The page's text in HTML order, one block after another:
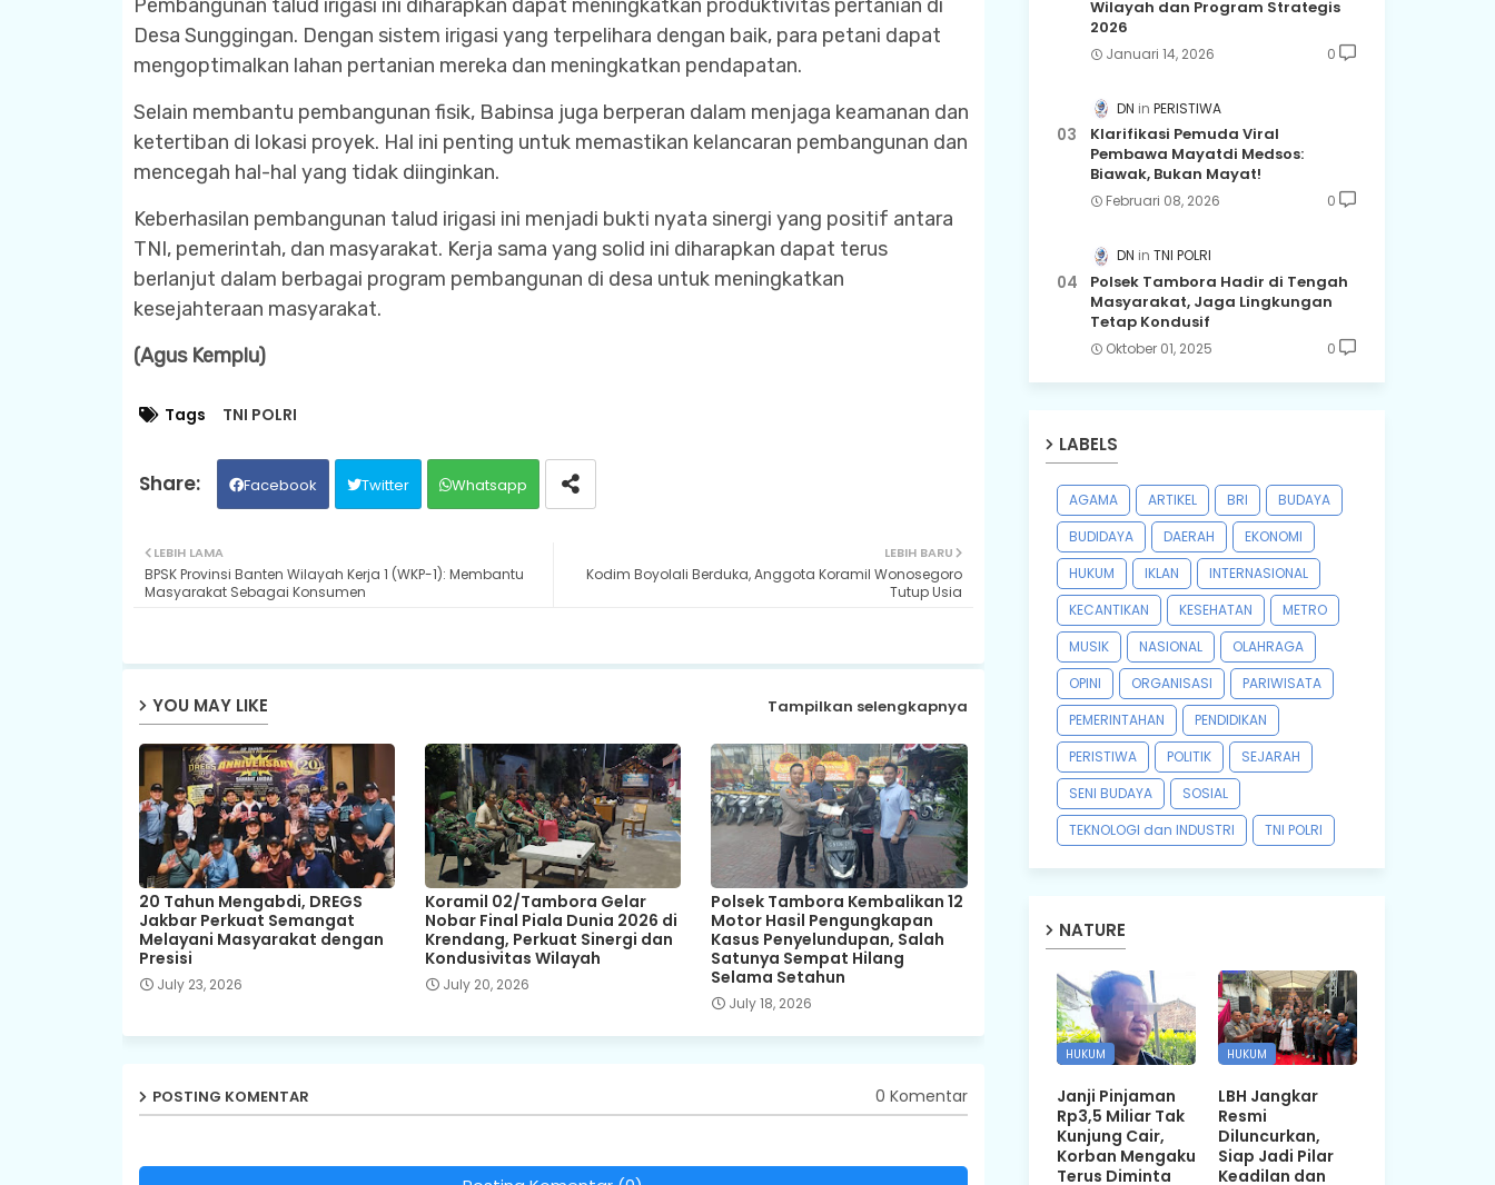
Pembangunan talud irigasi ini diharapkan dapat meningkatkan produktivitas pertanian di
Desa Sunggingan. Dengan sistem irigasi yang terpelihara dengan baik, para petani dapat
mengoptimalkan lahan pertanian mereka dan meningkatkan pendapatan.
Selain membantu pembangunan fisik, Babinsa juga berperan dalam menjaga keamanan dan
ketertiban di lokasi proyek. Hal ini penting untuk memastikan kelancaran pembangunan dan
mencegah hal-hal yang tidak diinginkan.
Keberhasilan pembangunan talud irigasi ini menjadi bukti nyata sinergi yang positif antara
TNI, pemerintah, dan masyarakat. Kerja sama yang solid ini diharapkan dapat terus
berlanjut dalam berbagai program pembangunan di desa untuk meningkatkan
kesejahteraan masyarakat.
(Agus Kemplu)
Tags TNI POLRI
Facebook Twitter Whatsapp
LEBIH BARU
Kodim Boyolali Berduka, Anggota Koramil Wonosegoro
Tutup Usia
LEBIH LAMA
BPSK Provinsi Banten Wilayah Kerja 1 (WKP-1): Membantu
Masyarakat Sebagai Konsumen
YOU MAY LIKE Tampilkan selengkapnya
20 Tahun Mengabdi, DREGS
Jakbar Perkuat Semangat
Melayani Masyarakat dengan
Presisi
July 23, 2026
Koramil 02/Tambora Gelar
Nobar Final Piala Dunia 2026 di
Krendang, Perkuat Sinergi dan
Kondusivitas Wilayah
July 20, 2026
Polsek Tambora Kembalikan 12
Motor Hasil Pengungkapan
Kasus Penyelundupan, Salah
Satunya Sempat Hilang
Selama Setahun
July 18, 2026
POSTING KOMENTAR 0 Komentar
Wilayah dan Program Strategis
2026
Januari 14, 2026 0
DN PERISTIWA
Klarifikasi Pemuda Viral
Pembawa Mayatdi Medsos:
Biawak, Bukan Mayat!
Februari 08, 2026 0
DN TNI POLRI
Polsek Tambora Hadir di Tengah
Masyarakat, Jaga Lingkungan
Tetap Kondusif
Oktober 01, 2025 0
LABELS
AGAMA ARTIKEL BRI
BUDAYA
BUDIDAYA
DAERAH
EKONOMI
HUKUM
IKLAN
INTERNASIONAL
KECANTIKAN
KESEHATAN
METRO
MUSIK
NASIONAL
OLAHRAGA
OPINI
ORGANISASI
PARIWISATA
PEMERINTAHAN
PENDIDIKAN
PERISTIWA
POLITIK
SEJARAH
SENI BUDAYA
SOSIAL
TEKNOLOGI dan INDUSTRI
TNI POLRI
NATURE
HUKUM
Janji Pinjaman
Rp3,5 Miliar Tak
Kunjung Cair,
Korban Mengaku
Terus Diminta
HUKUM
LBH Jangkar
Resmi
Diluncurkan,
Siap Jadi Pilar
Keadilan dan